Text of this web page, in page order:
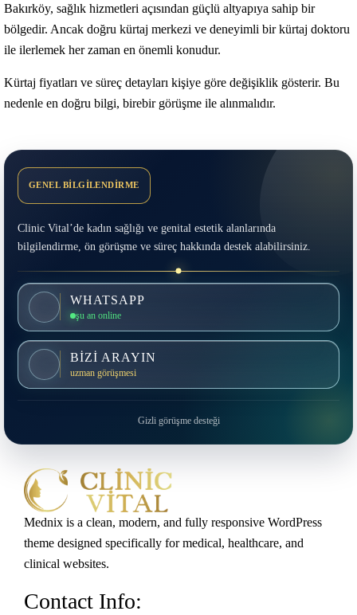
Bakırköy, sağlık hizmetleri açısından güçlü altyapıya sahip bir
bölgedir. Ancak doğru kürtaj merkezi ve deneyimli bir kürtaj doktoru
ile ilerlemek her zaman en önemli konudur.
Kürtaj fiyatları ve süreç detayları kişiye göre değişiklik gösterir. Bu
nedenle en doğru bilgi, birebir görüşme ile alınmalıdır.
GENEL BİLGİLENDİRME
Clinic Vital’de kadın sağlığı ve genital estetik alanlarında
bilgilendirme, ön görüşme ve süreç hakkında destek alabilirsiniz.
WHATSAPP
şu an online
BİZİ ARAYIN
uzman görüşmesi
Gizli görüşme desteği
Mednix is a clean, modern, and fully responsive WordPress
theme designed specifically for medical, healthcare, and
clinical websites.
Contact Info: